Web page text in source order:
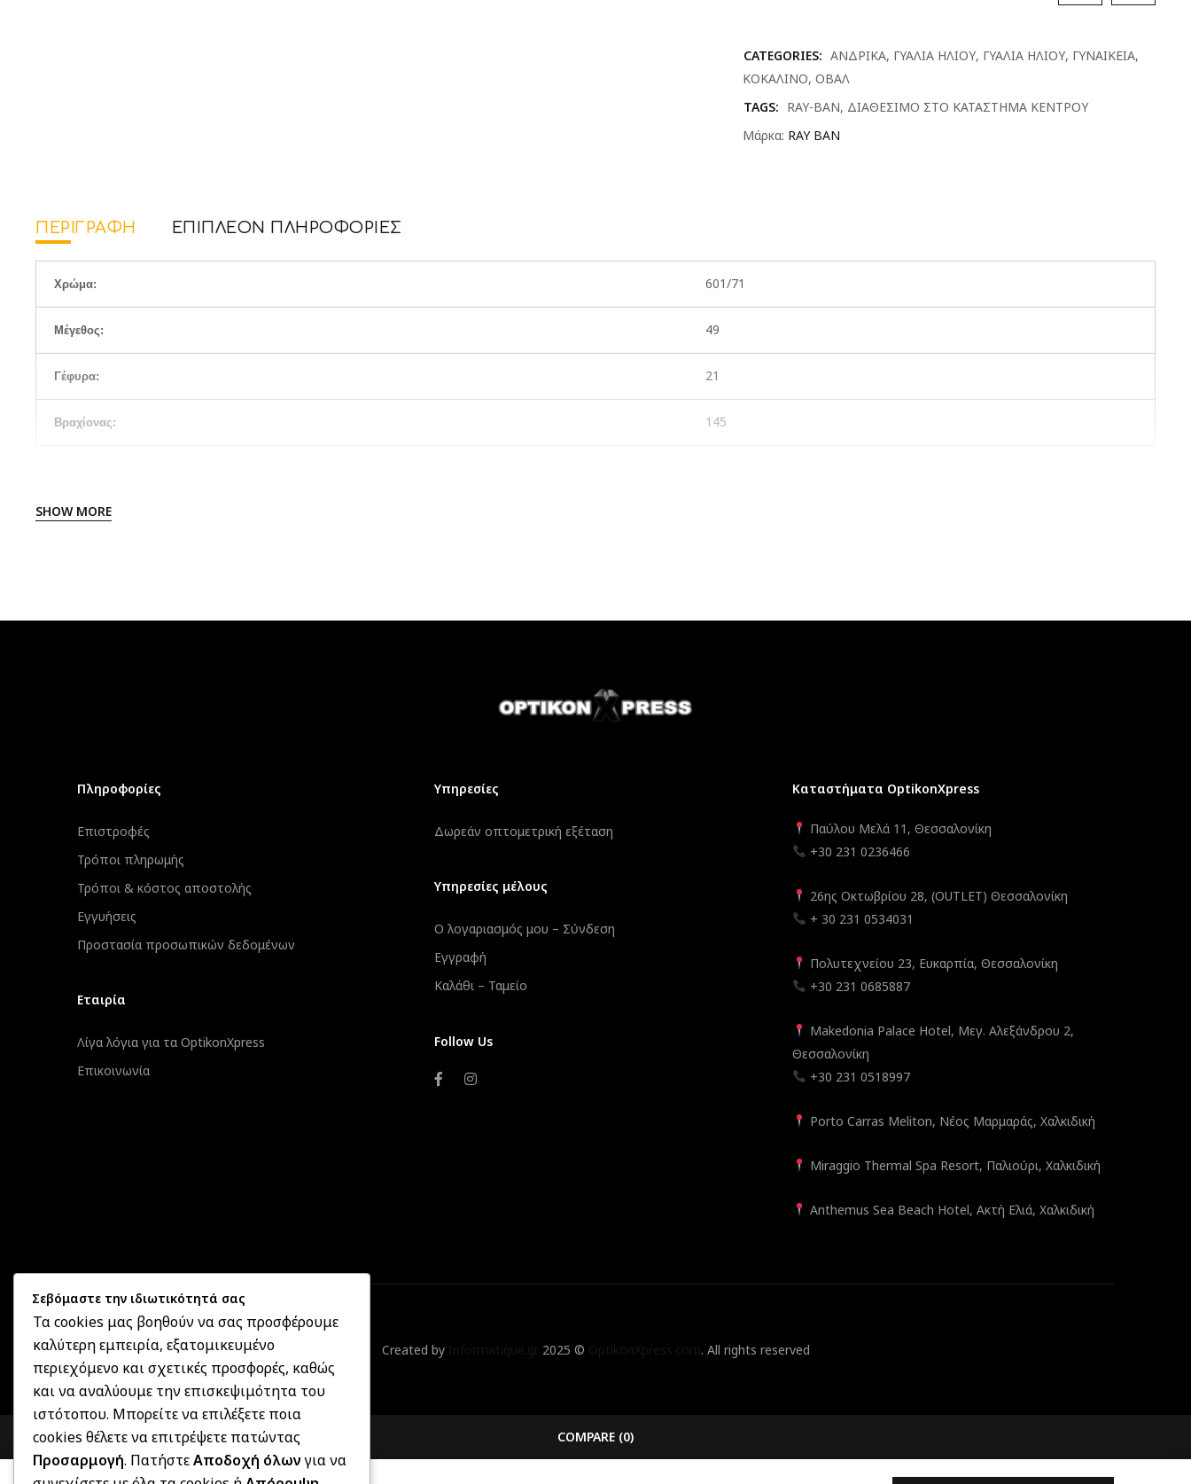
CATEGORIES: ΑΝΔΡΙΚΑ, ΓΥΑΛΙΑ ΗΛΙΟΥ, ΓΥΑΛΙΑ ΗΛΙΟΥ, ΓΥΝΑΙΚΕΙΑ,
ΚΟΚΑΛΙΝΟ,ΟΒΑΛ
TAGS: RAY-BAN, ΔΙΑΘΕΣΙΜΟ ΣΤΟ ΚΑΤΑΣΤΗΜΑ ΚΕΝΤΡΟΥ
Μάρκα: RAY BAN
ΠΕΡΙΓΡΑΦΉ ΕΠΙΠΛΈΟΝ ΠΛΗΡΟΦΟΡΊΕΣ
Χρώμα: 601/71
Μέγεθος: 49
Γέφυρα: 21
Βραχίονας: 145
SHOW MORE
Πληροφορίες
Επιστροφές
Τρόποι πληρωμής
Τρόποι & κόστος αποστολής
Εγγυήσεις
Προστασία προσωπικών δεδομένων
Εταιρία
Λίγα λόγια για τα OptikonXpress
Επικοινωνία
Υπηρεσίες
Δωρεάν οπτομετρική εξέταση
Υπηρεσίες μέλους
Ο λογαριασμός μου – Σύνδεση
Εγγραφή
Καλάθι – Ταμείο
Follow Us
Καταστήματα OptikonXpress
Παύλου Μελά 11, Θεσσαλονίκη
+30 231 0236466
26ης Οκτωβρίου 28, (OUTLET) Θεσσαλονίκη
+ 30 231 0534031
Πολυτεχνείου 23, Ευκαρπία, Θεσσαλονίκη
+30 231 0685887
Makedonia Palace Hotel, Μεγ. Αλεξάνδρου 2,
Θεσσαλονίκη
+30 231 0518997
Porto Carras Meliton, Νέος Μαρμαράς, Χαλκιδική
Miraggio Thermal Spa Resort, Παλιούρι, Χαλκιδική
Anthemus Sea Beach Hotel, Ακτή Ελιά, Χαλκιδική
Created by 2025 © . All rights reserved
Σεβόμαστε την ιδιωτικότητά σας
Τα cookies μας βοηθούν να σας προσφέρουμε
καλύτερη εμπειρία, εξατομικευμένο
περιεχόμενο και σχετικές προσφορές, καθώς
και να αναλύουμε την επισκεψιμότητα του
ιστότοπου. Μπορείτε να επιλέξετε ποια
cookies θέλετε να επιτρέψετε πατώντας
Προσαρμογή. ΠατήστεΑποδοχή όλωνγια να
COMPARE (0)